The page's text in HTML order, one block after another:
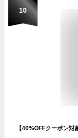
10